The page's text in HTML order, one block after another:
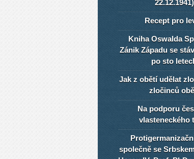
22.12.1941)
Recept pro
Kniha Oswalda
Zánik Západu se
po sto
Jak z obětí udělat
zločinců
Na podporu
vlasteneckého
společně se